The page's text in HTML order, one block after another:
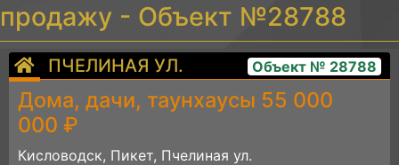
продажу - Объект №28788
ПЧЕЛИНАЯ УЛ. Объект № 28788
Дома, дачи, таунхаусы 55 000
000 ₽
Кисловодск, Пикет, Пчелиная ул.